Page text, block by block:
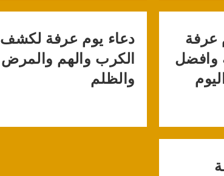
عرفة
وافضل
دعاء يوم عرفة لكشف
الكرب والهم والمرض
والظلم